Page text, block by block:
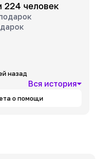
224 человек
назад
Вся история
о помощи